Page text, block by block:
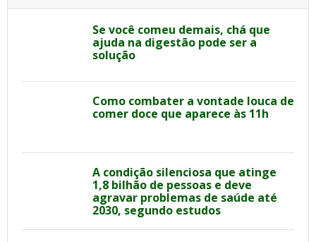
Se você comeu demais, chá que
ajuda na digestão pode ser a
solução
Como combater a vontade louca de
comer doce que aparece às 11h
A condição silenciosa que atinge
1,8 bilhão de pessoas e deve
agravar problemas de saúde até
2030, segundo estudos